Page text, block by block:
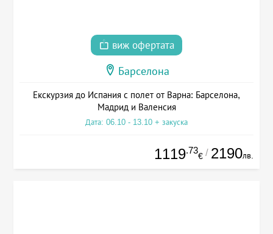
виж офертата
Барселона
Екскурзия до Испания с полет от Варна: Барселона,
Мадрид и Валенсия
Дата: 06.10 - 13.10 + закуска
1119.73
€ / 2190лв.